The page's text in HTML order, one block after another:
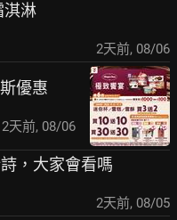
淇淋
2天前, 08/06
優惠
2天前, 08/06
，大家會看嗎
2天前, 08/05